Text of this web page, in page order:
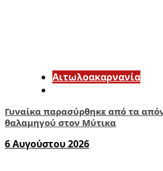
Αιτωλοακαρνανία
Γυναίκα παρασύρθηκε από τα
θαλαμηγού στον Μύτικα
6 Αυγούστου 2026